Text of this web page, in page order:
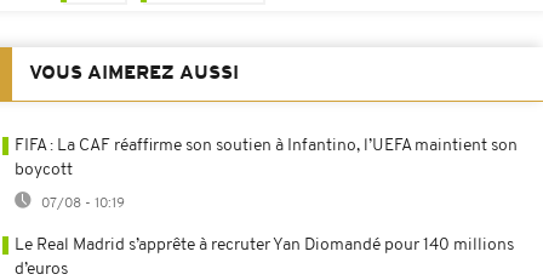
VOUS AIMEREZ AUSSI
FIFA : La CAF réaffirme son soutien à Infantino, l’UEFA maintient son
boycott
07/08 - 10:19
Le Real Madrid s’apprête à recruter Yan Diomandé pour 140 millions
d’euros